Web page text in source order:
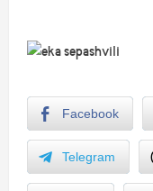
Facebook
Telegram